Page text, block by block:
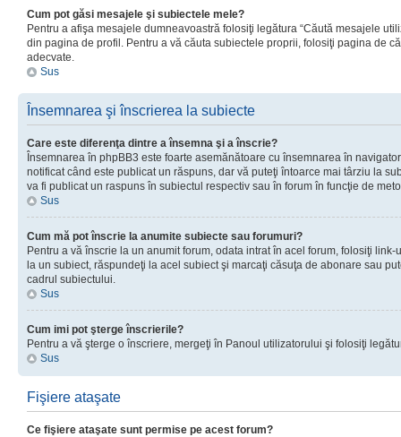
Cum pot găsi mesajele şi subiectele mele?
Pentru a afişa mesajele dumneavoastră folosiţi legătura “Căută mesajele
din pagina de profil. Pentru a vă căuta subiectele proprii, folosiţi pagina de
adecvate.
Sus
Însemnarea şi înscrierea la subiecte
Care este diferenţa dintre a însemna şi a înscrie?
Însemnarea în phpBB3 este foarte asemănătoare cu însemnarea în
notificat când este publicat un răspuns, dar vă puteţi întoarce mai târziu la
va fi publicat un raspuns în subiectul respectiv sau în forum în funcţie de
Sus
Cum mă pot înscrie la anumite subiecte sau forumuri?
Pentru a vă înscrie la un anumit forum, odata intrat în acel forum, folosiţi
la un subiect, răspundeţi la acel subiect şi marcaţi căsuţa de abonare sau
cadrul subiectului.
Sus
Cum imi pot şterge înscrierile?
Pentru a vă şterge o înscriere, mergeţi în Panoul utilizatorului şi folosiţi
Sus
Fişiere ataşate
Ce fişiere ataşate sunt permise pe acest forum?